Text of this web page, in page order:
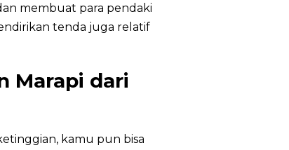
membuat para pendaki
tenda juga relatif
Marapi dari
kamu pun bisa